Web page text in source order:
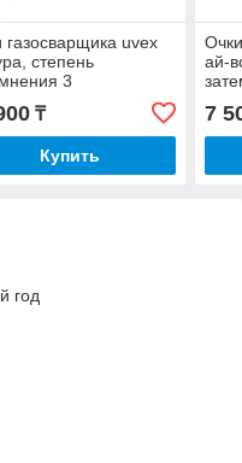
газосварщика uvex
степень
3
₸
Купить
ай-
7
год